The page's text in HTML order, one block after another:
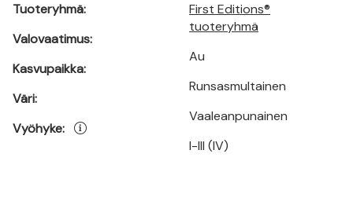
Tuoteryhmä:
Valovaatimus:
Kasvupaikka:
Väri:
Vyöhyke:
First Editions®
tuoteryhmä
Au
Runsasmultainen
Vaaleanpunainen
I-III (IV)